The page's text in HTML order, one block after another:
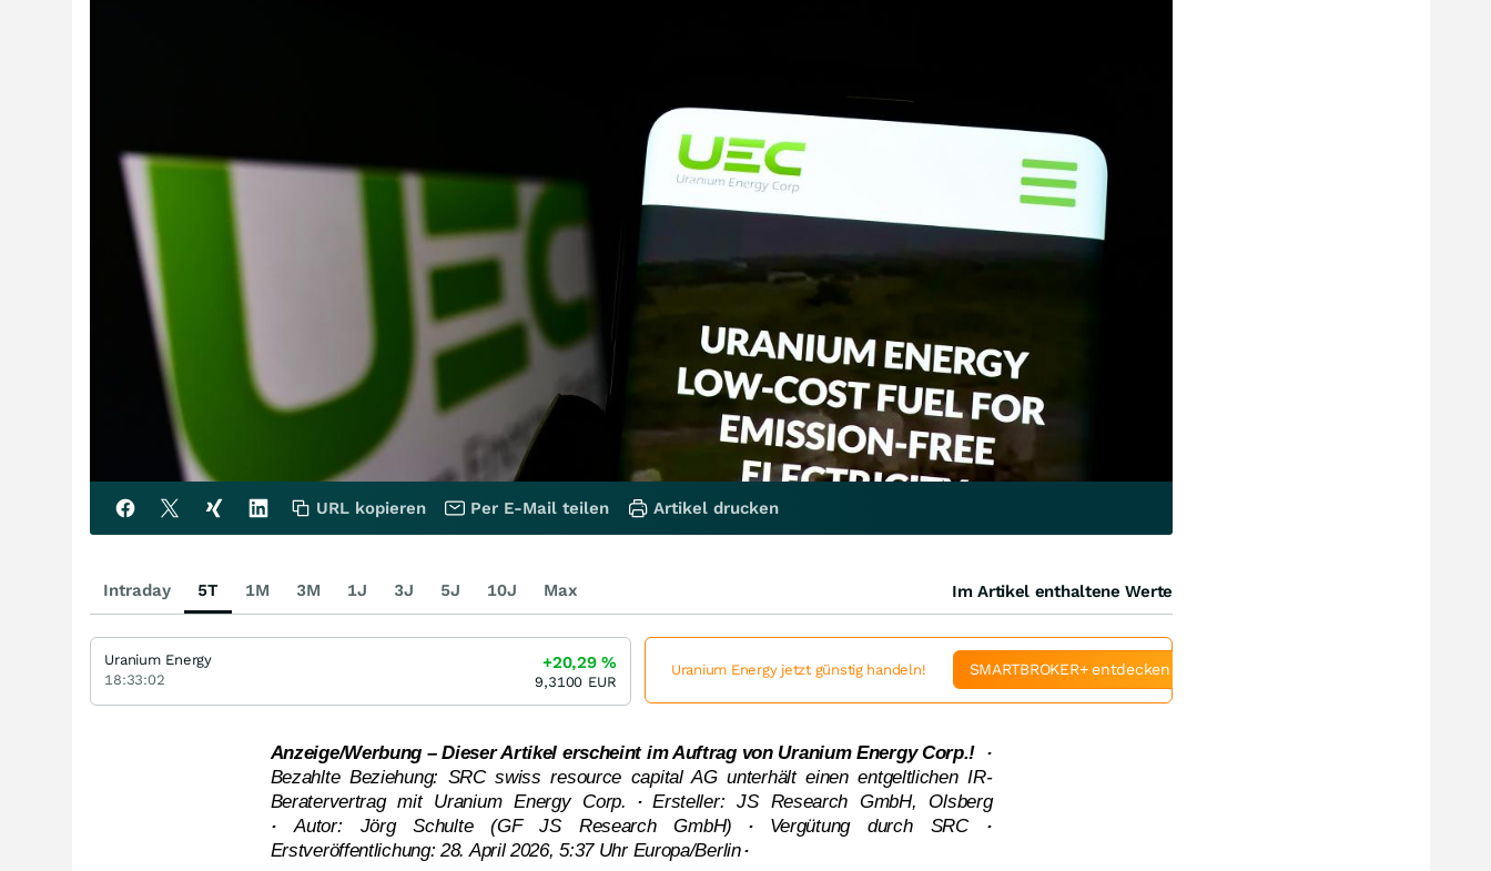
Anzeige/Werbung – Dieser Artikel erscheint im Auftrag von Uranium Energy Corp.! ·
Bezahlte Beziehung: SRC swiss resource capital AG unterhält einen entgeltlichen IR-
Beratervertrag mit Uranium Energy Corp. · Ersteller: JS Research GmbH, Olsberg
· Autor: Jörg Schulte (GF JS Research GmbH) · Vergütung durch SRC ·
Erstveröffentlichung: 28. April 2026, 5:37 Uhr Europa/Berlin·
URL kopieren Per E-Mail teilen Artikel drucken
Intraday 5T 1M 3M 1J 3J 5J 10J Max Im Artikel enthaltene Werte
Uranium Energy
18:33:02
+20,29%
9,3100 EUR
Uranium Energy jetzt günstig handeln! SMARTBROKER+ entdecken